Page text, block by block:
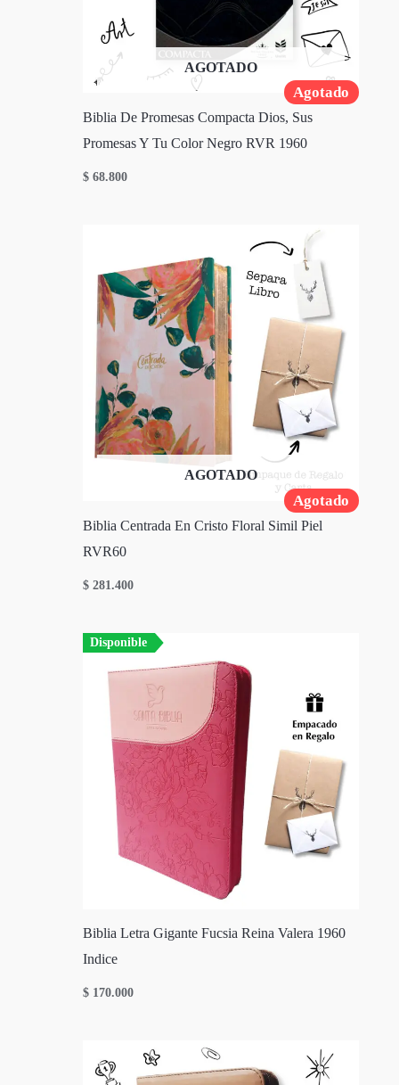
Agotado
AGOTADO
Biblia De Promesas Compacta Dios, Sus
Promesas Y Tu Color Negro RVR 1960
$ 68.800
Agotado
AGOTADO
Biblia Centrada En Cristo Floral Simil Piel
RVR60
$ 281.400
Disponible
Biblia Letra Gigante Fucsia Reina Valera 1960
Indice
$ 170.000